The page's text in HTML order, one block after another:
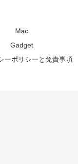
Mac
Gadget
ーポリシーと免責事項